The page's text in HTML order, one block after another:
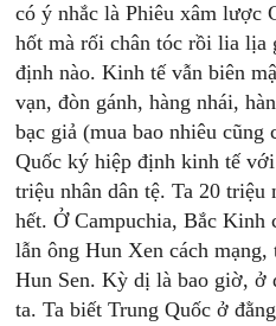
có ý nhắc là Phiêu xâm
hốt mà rối chân tóc rồi lia lịa
định nào. Kinh tế vẫn biên
vạn, đòn gánh, hàng nhái,
bạc giả (mua bao nhiêu
Quốc ký hiệp định kinh tế
triệu nhân dân tệ. Ta 20
hết. Ở Campuchia, Bắc Kinh
lẫn ông Hun Xen cách
Hun Sen. Kỳ dị là bao giờ, ở
ta. Ta biết Trung Quốc ở